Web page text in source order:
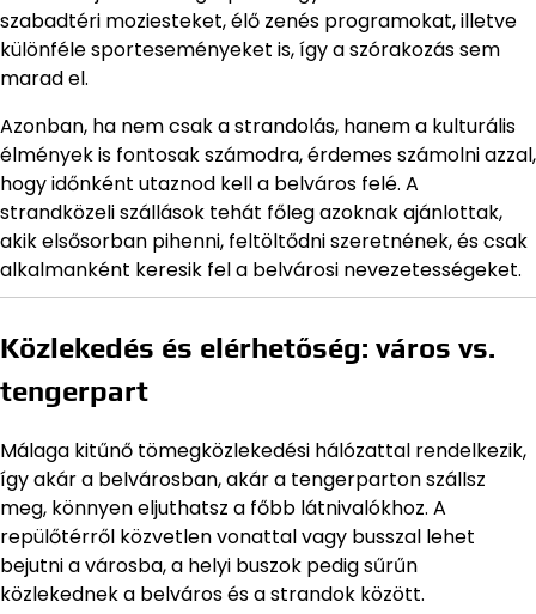
szabadtéri moziesteket, élő zenés programokat, illetve
különféle sporteseményeket is, így a szórakozás sem
marad el.
Azonban, ha nem csak a strandolás, hanem a kulturális
élmények is fontosak számodra, érdemes számolni azzal,
hogy időnként utaznod kell a belváros felé. A
strandközeli szállások tehát főleg azoknak ajánlottak,
akik elsősorban pihenni, feltöltődni szeretnének, és csak
alkalmanként keresik fel a belvárosi nevezetességeket.
Közlekedés és elérhetőség: város vs.
tengerpart
Málaga kitűnő tömegközlekedési hálózattal rendelkezik,
így akár a belvárosban, akár a tengerparton szállsz
meg, könnyen eljuthatsz a főbb látnivalókhoz. A
repülőtérről közvetlen vonattal vagy busszal lehet
bejutni a városba, a helyi buszok pedig sűrűn
közlekednek a belváros és a strandok között.